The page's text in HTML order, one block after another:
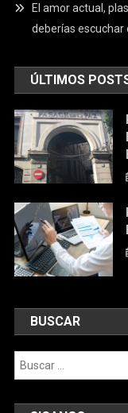
El amor actual,
deberías escuchar
ÚLTIMOS
BUSCAR